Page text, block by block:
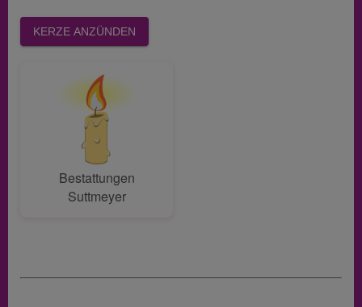
KERZE ANZÜNDEN
Bestattungen
Suttmeyer